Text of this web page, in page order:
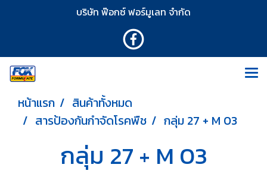
บริษัท ฟ๊อกซ์ ฟอร์มูเลท จำกัด
หน้าแรก
สินค้าทั้งหมด
สารป้องกันกำจัดโรคพืช
กลุ่ม 27 + M 03
กลุ่ม 27 + M 03